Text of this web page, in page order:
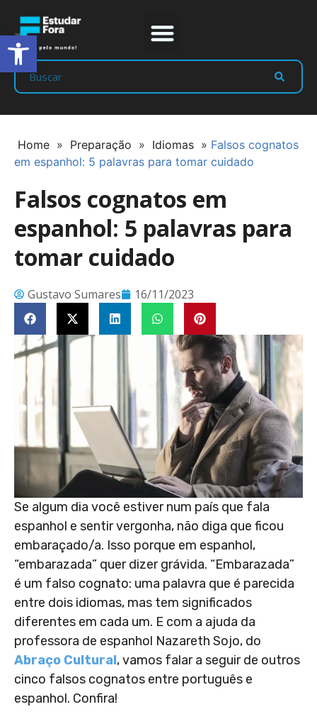
Home » Preparação » Idiomas » Falsos cognatos
em espanhol: 5 palavras para tomar cuidado
Falsos cognatos em
espanhol: 5 palavras para
tomar cuidado
Gustavo Sumares 16/11/2023
Se algum dia você estiver num país que fala
espanhol e sentir vergonha, não diga que ficou
embaraçado/a. Isso porque em espanhol,
“embarazada” quer dizer grávida. “Embarazada”
é um falso cognato: uma palavra que é parecida
entre dois idiomas, mas tem significados
diferentes em cada um. E com a ajuda da
professora de espanhol Nazareth Sojo, do
Abraço Cultural, vamos falar a seguir de outros
cinco falsos cognatos entre português e
espanhol. Confira!
Abrir a barra de ferramentas